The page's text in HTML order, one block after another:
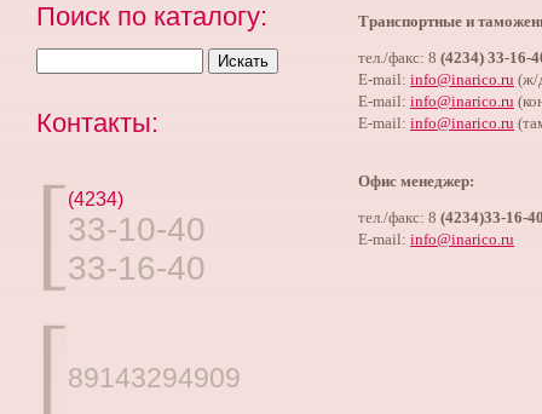
Поиск по каталогу:
Контакты:
(4234)
33-10-40
33-16-40
89143294909
Транспортные и
тел./факс: 8 (4234) 33-16-
E-mail: info@inarico.ru (ж/
E-mail: info@inarico.ru
E-mail: info@inarico.ru
Офис менеджер:
тел./факс: 8 (4234)33-16-
E-mail: info@inarico.ru